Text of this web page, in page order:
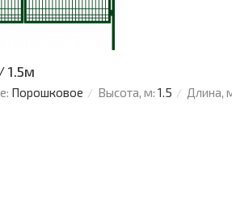
1.5м
Порошковое Высота, м: 1.5 Длина,